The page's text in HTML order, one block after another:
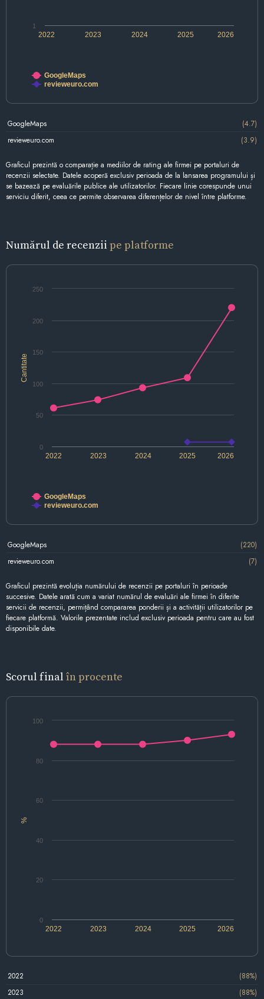
2022 2024 2026
2023 2025
1
GoogleMaps
revieweuro.com
GoogleMaps
(4.7)
revieweuro.com
(3.9)
Graficul prezintă o comparație a mediilor de rating ale firmei pe portaluri de
recenzii selectate. Datele acoperă exclusiv perioada de la lansarea programului și
se bazează pe evaluările publice ale utilizatorilor. Fiecare linie corespunde unui
serviciu diferit, ceea ce permite observarea diferențelor de nivel între platforme.
Numărul de recenzii pe platforme
Cantitate
2022 2024 2026
2023 2025
0
50
100
150
200
250
GoogleMaps
revieweuro.com
GoogleMaps
(220)
revieweuro.com
(7)
Graficul prezintă evoluția numărului de recenzii pe portaluri în perioade
succesive. Datele arată cum a variat numărul de evaluări ale firmei în diferite
servicii de recenzii, permițând compararea ponderii și a activității utilizatorilor pe
fiecare platformă. Valorile prezentate includ exclusiv perioada pentru care au fost
disponibile date.
Scorul final în procente
%
2022 2024 2026
2023 2025
0
20
40
60
80
100
2022
(88%)
2023
(88%)